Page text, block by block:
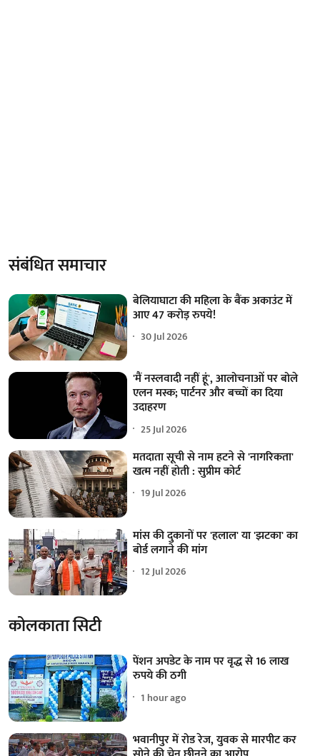
संबंधित समाचार
बेलियाघाटा की महिला के बैंक अकाउंट में
आए 47 करोड़ रुपये!
30 Jul 2026
'मैं नस्लवादी नहीं हूं', आलोचनाओं पर बोले
एलन मस्क; पार्टनर और बच्चों का दिया
उदाहरण
25 Jul 2026
मतदाता सूची से नाम हटने से 'नागरिकता'
खत्म नहीं होती : सुप्रीम कोर्ट
19 Jul 2026
मांस की दुकानों पर 'हलाल' या 'झटका' का
बोर्ड लगाने की मांग
12 Jul 2026
कोलकाता सिटी
पेंशन अपडेट के नाम पर वृद्ध से 16 लाख
रुपये की ठगी
1 hour ago
भवानीपुर में रोड रेज, युवक से मारपीट कर